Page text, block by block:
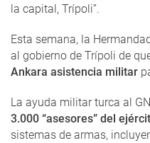
la capital, Trípoli”.
Esta semana, la
al gobierno de Trípoli de
Ankara asistencia militar
La ayuda militar turca al
3.000 “asesores” del
sistemas de armas,